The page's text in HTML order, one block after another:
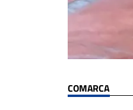
COMARCA